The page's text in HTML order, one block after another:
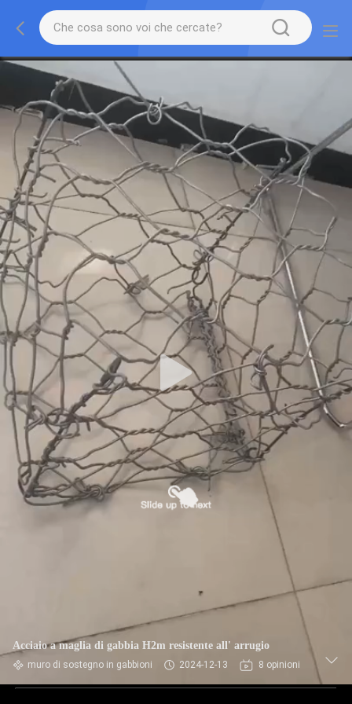
Acciaio a maglia di gabbia H2m resistente all' arrugio
muro di sostegno in gabbioni 2024-12-13 8 opinioni